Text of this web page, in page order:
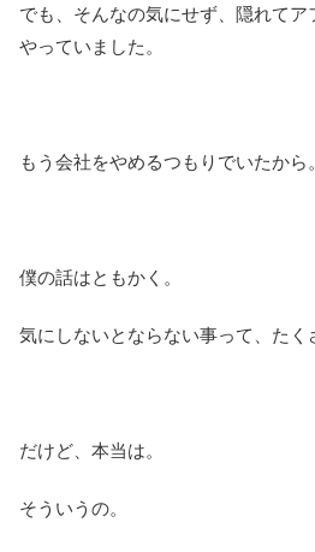
でも、そんなの気にせず、隠れて
やっていました。
もう会社をやめるつもりでいたから。
僕の話はともかく。
気にしないとならない事って、たく
だけど、本当は。
そういうの。